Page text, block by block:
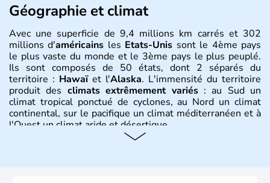
Géographie et climat
Avec une superficie de 9,4 millions km carrés et 302
millions d'américains les Etats-Unis sont le 4ème pays
le plus vaste du monde et le 3ème pays le plus peuplé.
Ils sont composés de 50 états, dont 2 séparés du
territoire : Hawaïet l'Alaska. L'immensité du territoire
produit des climats extrêmement variés: au Sud un
climat tropical ponctué de cyclones, au Nord un climat
continental, sur le pacifique un climat méditerranéen et à
l'Ouest un climat aride et désertique.